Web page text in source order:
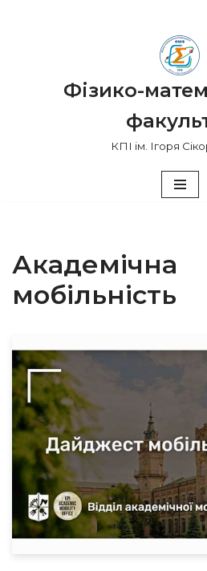
Фізико-
КПІ ім. Ігоря
Академічна
мобільність